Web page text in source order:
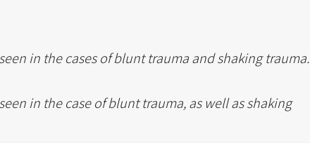
in the cases of blunt trauma and shaking trauma.
in the case of blunt trauma, as well as shaking